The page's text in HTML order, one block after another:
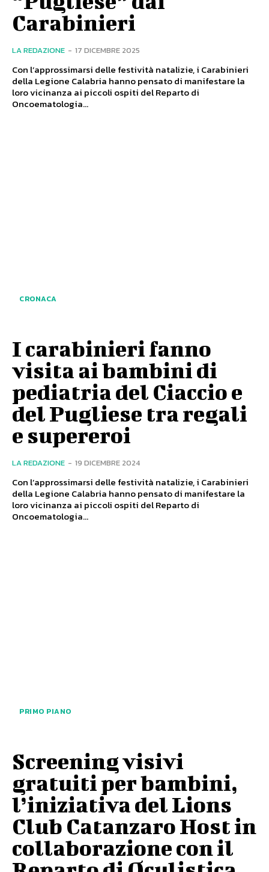
Carabinieri
LA REDAZIONE - 17 DICEMBRE 2025
Con l’approssimarsi delle festività natalizie, i Carabinieri
della Legione Calabria hanno pensato di manifestare la
loro vicinanza ai piccoli ospiti del Reparto di
Oncoematologia...
CRONACA
I carabinieri fanno
visita ai bambini di
pediatria del Ciaccio e
del Pugliese tra regali
e supereroi
LA REDAZIONE - 19 DICEMBRE 2024
Con l’approssimarsi delle festività natalizie, i Carabinieri
della Legione Calabria hanno pensato di manifestare la
loro vicinanza ai piccoli ospiti del Reparto di
Oncoematologia...
PRIMO PIANO
Screening visivi
gratuiti per bambini,
l’iniziativa del Lions
Club Catanzaro Host in
collaborazione con il